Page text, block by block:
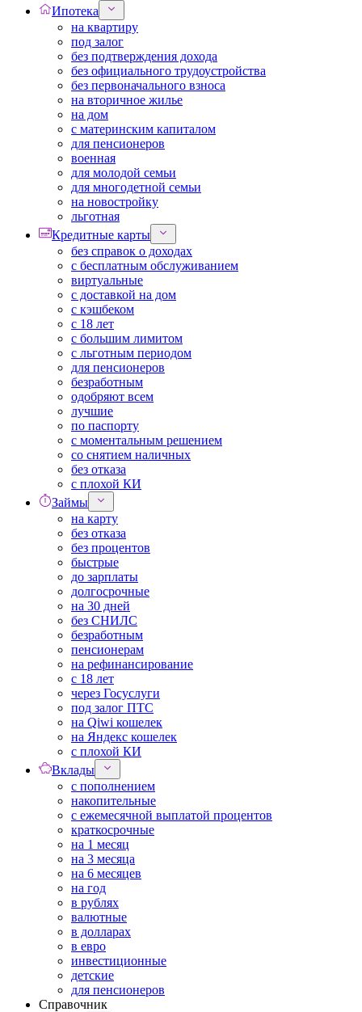
Ипотека
на квартиру
под залог
без подтверждения дохода
без официального трудоустройства
без первоначального взноса
на вторичное жилье
на дом
с материнским капиталом
для пенсионеров
военная
для молодой семьи
для многодетной семьи
на новостройку
льготная
Кредитные карты
без справок о доходах
с бесплатным обслуживанием
виртуальные
с доставкой на дом
с кэшбеком
с 18 лет
с большим лимитом
с льготным периодом
для пенсионеров
безработным
одобряют всем
лучшие
по паспорту
с моментальным решением
со снятием наличных
без отказа
с плохой КИ
Займы
на карту
без отказа
без процентов
быстрые
до зарплаты
долгосрочные
на 30 дней
без СНИЛС
безработным
пенсионерам
на рефинансирование
с 18 лет
через Госуслуги
под залог ПТС
на Qiwi кошелек
на Яндекс кошелек
с плохой КИ
Вклады
с пополнением
накопительные
с ежемесячной выплатой процентов
краткосрочные
на 1 месяц
на 3 месяца
на 6 месяцев
на год
в рублях
валютные
в долларах
в евро
инвестиционные
детские
для пенсионеров
Справочник